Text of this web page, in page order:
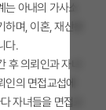
아내의 가사소
며, 이혼, 재산분
다.
의뢰인과 자녀
의 면접교섭에
자녀들을 면접교